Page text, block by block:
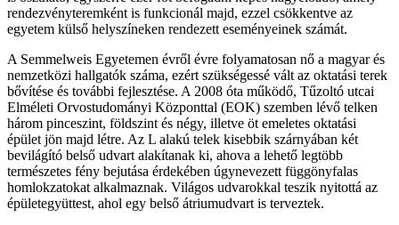
rendezvényteremként is funkcionál majd, ezzel csökkentve az
egyetem külső helyszíneken rendezett eseményeinek számát.
A Semmelweis Egyetemen évről évre folyamatosan nő a magyar és
nemzetközi hallgatók száma, ezért szükségessé vált az oktatási terek
bővítése és további fejlesztése. A 2008 óta működő, Tűzoltó utcai
Elméleti Orvostudományi Központtal (EOK) szemben lévő telken
három pinceszint, földszint és négy, illetve öt emeletes oktatási
épület jön majd létre. Az L alakú telek kisebbik szárnyában két
bevilágító belső udvart alakítanak ki, ahova a lehető legtöbb
természetes fény bejutása érdekében úgynevezett függönyfalas
homlokzatokat alkalmaznak. Világos udvarokkal teszik nyitottá az
épületegyüttest, ahol egy belső átriumudvart is terveztek.